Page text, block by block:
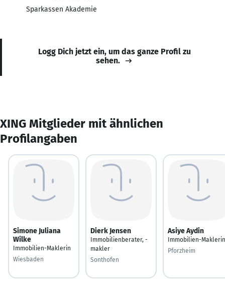
Sparkassen Akademie
Logg Dich jetzt ein, um das ganze Profil zu
sehen.
XING Mitglieder mit ähnlichen
Profilangaben
Simone Juliana
Wilke
Immobilien-Maklerin
Wiesbaden
Dierk Jensen
Immobilienberater, -
makler
Sonthofen
Asiye Aydin
Immobilien-Maklerin
Pforzheim